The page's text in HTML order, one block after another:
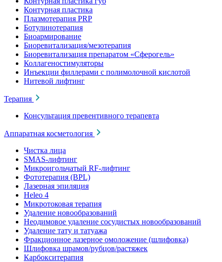
Контурная пластика
Плазмотерапия PRP
Ботулинотерапия
Биоармирование
Биоревитализация/мезотерапия
Биоревитализация препаратом «Сферогель»
Коллагеностимуляторы
Инъекции филлерами с полимолочной кислотой
Нитевой лифтинг
Терапия
Консультация превентивного терапевта
Аппаратная косметология
Чистка лица
SMAS-лифтинг
Микроигольчатый RF-лифтинг
Фототерапия (BPL)
Лазерная эпиляция
Heleo 4
Микротоковая терапия
Удаление новообразований
Неодимовое удаление сосудистых новообразований
Удаление тату и татуажа
Фракционное лазерное омоложение (шлифовка)
Шлифовка шрамов/рубцов/растяжек
Карбокситерапия